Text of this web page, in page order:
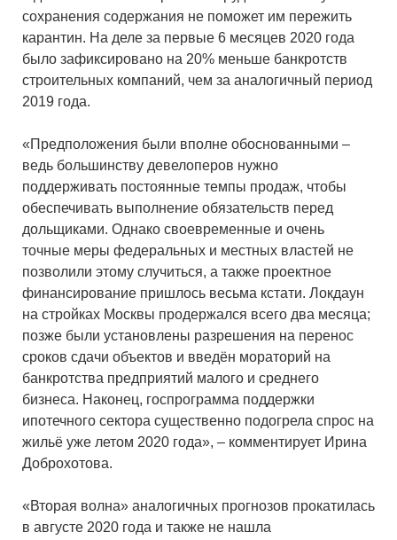
сохранения содержания не поможет им пережить
карантин. На деле за первые 6 месяцев 2020 года
было зафиксировано на 20% меньше банкротств
строительных компаний, чем за аналогичный период
2019 года.
«Предположения были вполне обоснованными –
ведь большинству девелоперов нужно
поддерживать постоянные темпы продаж, чтобы
обеспечивать выполнение обязательств перед
дольщиками. Однако своевременные и очень
точные меры федеральных и местных властей не
позволили этому случиться, а также проектное
финансирование пришлось весьма кстати. Локдаун
на стройках Москвы продержался всего два месяца;
позже были установлены разрешения на перенос
сроков сдачи объектов и введён мораторий на
банкротства предприятий малого и среднего
бизнеса. Наконец, госпрограмма поддержки
ипотечного сектора существенно подогрела спрос на
жильё уже летом 2020 года», – комментирует Ирина
Доброхотова.
«Вторая волна» аналогичных прогнозов прокатилась
в августе 2020 года и также не нашла